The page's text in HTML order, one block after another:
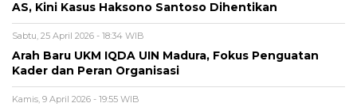
AS, Kini Kasus Haksono Santoso Dihentikan
Sabtu, 25 April 2026 - 18:34 WIB
Arah Baru UKM IQDA UIN Madura, Fokus Penguatan
Kader dan Peran Organisasi
Kamis, 9 April 2026 - 19:55 WIB